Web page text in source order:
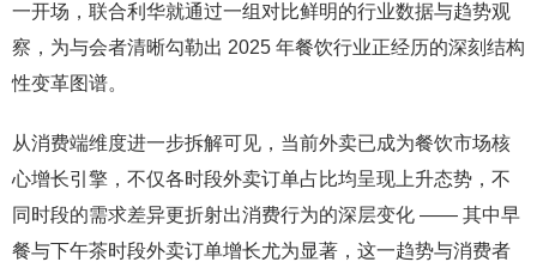
一开场，联合利华就通过一组对比鲜明的行业数据与趋势观
察，为与会者清晰勾勒出 2025 年餐饮行业正经历的深刻结构
性变革图谱。
从消费端维度进一步拆解可见，当前外卖已成为餐饮市场核
心增长引擎，不仅各时段外卖订单占比均呈现上升态势，不
同时段的需求差异更折射出消费行为的深层变化 —— 其中早
餐与下午茶时段外卖订单增长尤为显著，这一趋势与消费者